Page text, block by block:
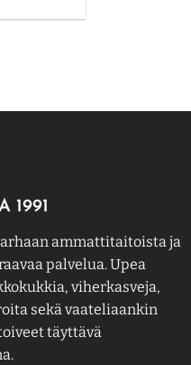
Voit
sivulla.
1991
ammattitaitoista ja
palvelua. Upea
viherkasveja,
sekä vaateliaankin
täyttävä